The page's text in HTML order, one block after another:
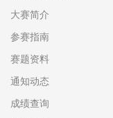
大赛简介
参赛指南
赛题资料
通知动态
成绩查询